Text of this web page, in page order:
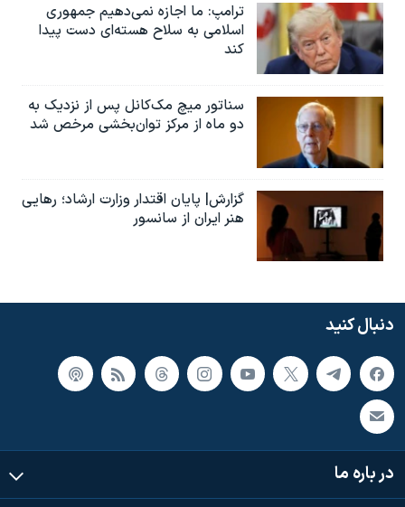
ترامپ: ما اجازه نمی‌دهیم جمهوری
اسلامی به سلاح هسته‌ای دست پیدا
کند
سناتور میچ مک‌کانل پس از نزدیک به
دو ماه از مرکز توان‌بخشی مرخص شد
گزارش| پایان اقتدار وزارت ارشاد؛ رهایی
هنر ایران از سانسور
دنبال کنید
در باره ما